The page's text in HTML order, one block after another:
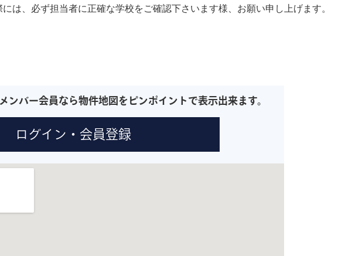
は、必ず担当者に正確な学校をご確認下さいます様、お願い申し上げます。
ンバー会員なら物件地図をピンポイントで表示出来ます。
ログイン・会員登録